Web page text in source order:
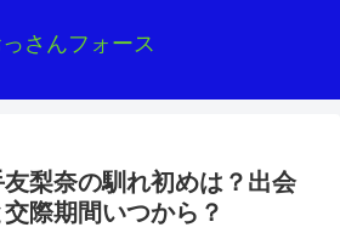
さんフォース
梨奈の馴れ初めは？出会
際期間いつから？